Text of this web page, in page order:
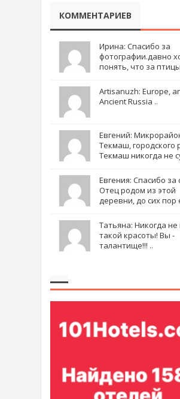
КОММЕНТАРИЕВ
Ирина: Спасибо за
фотографии.давно
понять, что за
Artisanuzh: Europe,
Ancient Russia ..
Евгений:
Текмаш, городского
Текмаш никогда не
Евгения: Спасибо за
Отец родом из этой
деревни, до сих пор
Татьяна: Никогда
такой красоты! Вы -
талантище!!! ..